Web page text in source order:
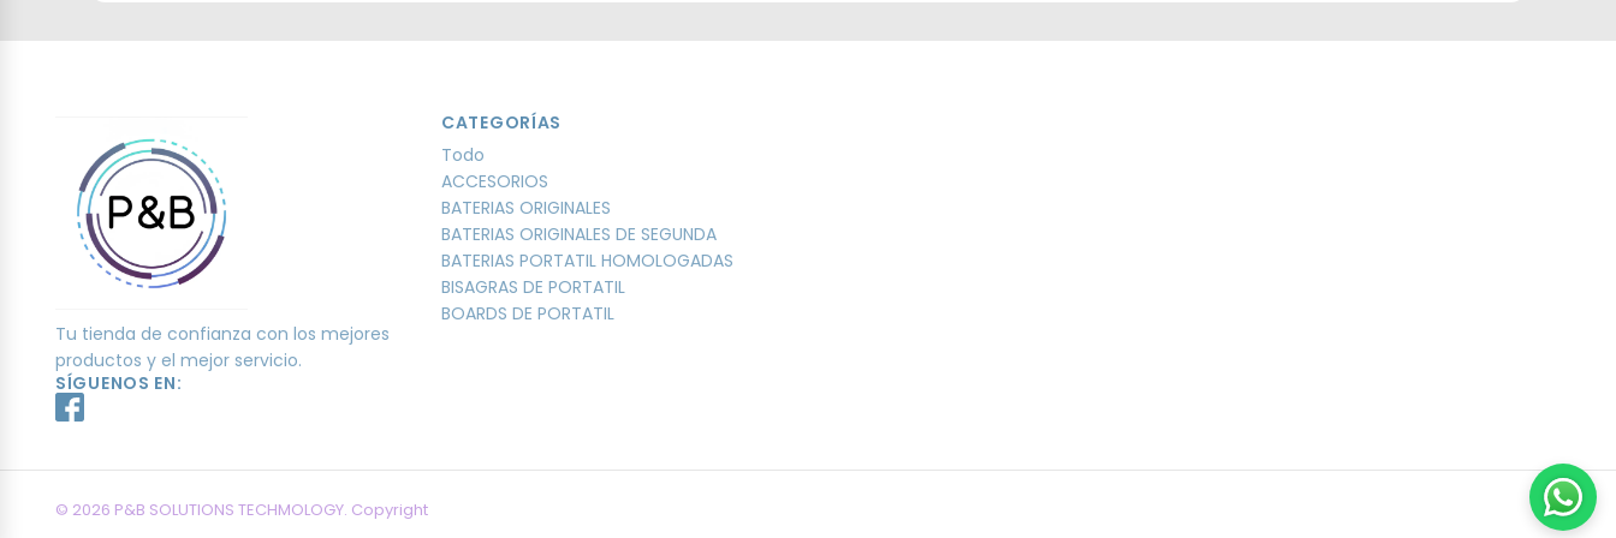
Tu tienda de confianza con los mejores
productos y el mejor servicio.
SÍGUENOS EN:
CATEGORÍAS
Todo
ACCESORIOS
BATERIAS ORIGINALES
BATERIAS ORIGINALES DE SEGUNDA
BATERIAS PORTATIL HOMOLOGADAS
BISAGRAS DE PORTATIL
BOARDS DE PORTATIL
© 2026 P&B SOLUTIONS TECHMOLOGY. Copyright